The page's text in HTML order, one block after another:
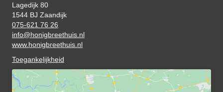
Lagedijk 80
1544 BJ Zaandijk
075-621 76 26
info@honigbreethuis.nl
www.honigbreethuis.nl
Toegankelijkheid